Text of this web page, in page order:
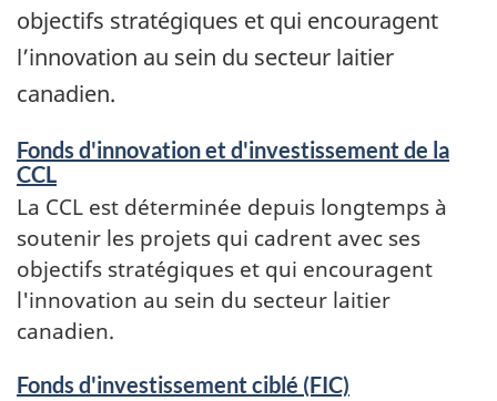
objectifs stratégiques et qui encouragent
l’innovation au sein du secteur laitier
canadien.
Fonds d'innovation et d'investissement de la
CCL
La CCL est déterminée depuis longtemps à
soutenir les projets qui cadrent avec ses
objectifs stratégiques et qui encouragent
l'innovation au sein du secteur laitier
canadien.
Fonds d'investissement ciblé (FIC)